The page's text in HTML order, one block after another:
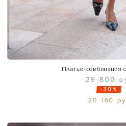
Платье-комбинация
28 800
-30%
20 160